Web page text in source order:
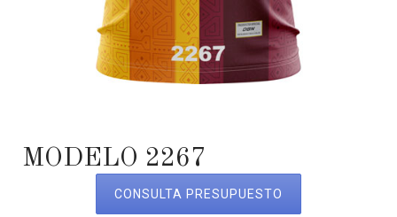
MODELO 2267
CONSULTA PRESUPUESTO